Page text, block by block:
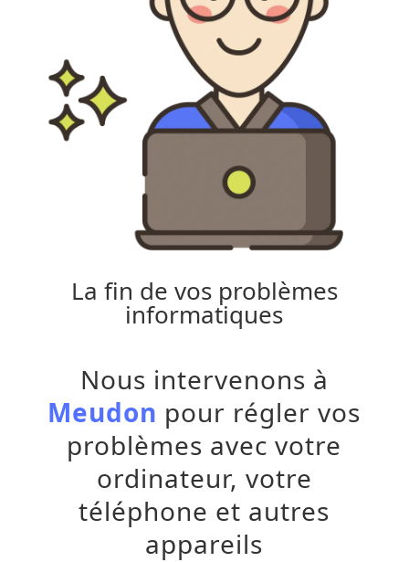
La fin de vos problèmes
informatiques
Nous intervenons à
Meudon pour régler vos
problèmes avec votre
ordinateur, votre
téléphone et autres
appareils